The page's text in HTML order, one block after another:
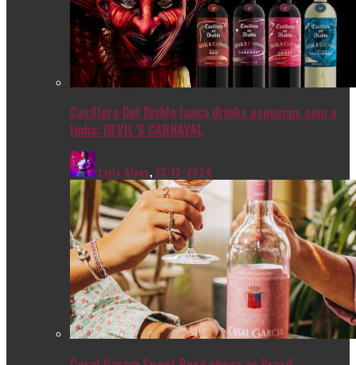
Casillero Del Diablo lança drinks especiais com a
linha: DEVIL’S CARNAVAL
Livia Alves,13/12/2024